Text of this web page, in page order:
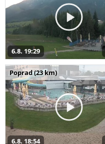
6.8. 19:29
Poprad (23 km)
6.8. 18:54